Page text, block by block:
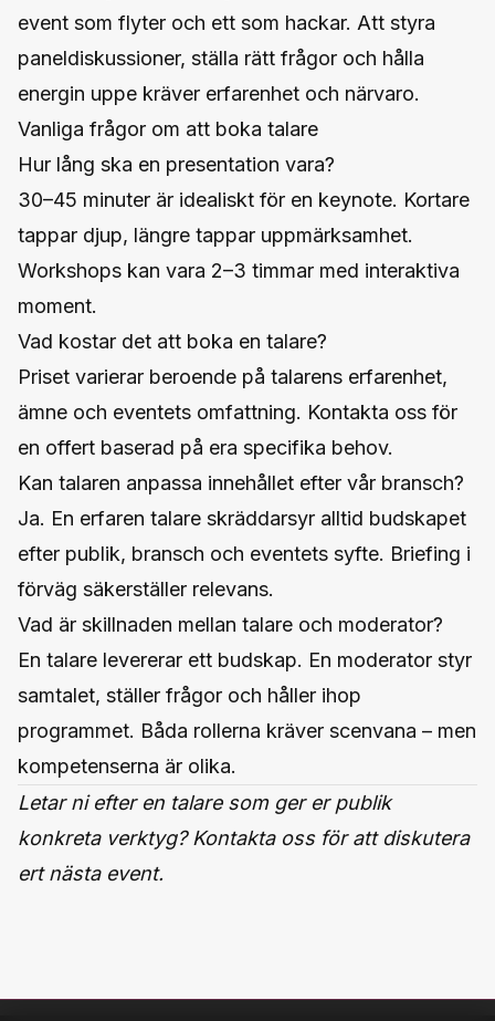
event som flyter och ett som hackar. Att styra
paneldiskussioner, ställa rätt frågor och hålla
energin uppe kräver erfarenhet och närvaro.
Vanliga frågor om att boka talare
Hur lång ska en presentation vara?
30–45 minuter är idealiskt för en keynote. Kortare
tappar djup, längre tappar uppmärksamhet.
Workshops kan vara 2–3 timmar med interaktiva
moment.
Vad kostar det att boka en talare?
Priset varierar beroende på talarens erfarenhet,
ämne och eventets omfattning. Kontakta oss för
en offert baserad på era specifika behov.
Kan talaren anpassa innehållet efter vår bransch?
Ja. En erfaren talare skräddarsyr alltid budskapet
efter publik, bransch och eventets syfte. Briefing i
förväg säkerställer relevans.
Vad är skillnaden mellan talare och moderator?
En talare levererar ett budskap. En moderator styr
samtalet, ställer frågor och håller ihop
programmet. Båda rollerna kräver scenvana – men
kompetenserna är olika.
Letar ni efter en talare som ger er publik
konkreta verktyg? Kontakta ossför att diskutera
ert nästa event.